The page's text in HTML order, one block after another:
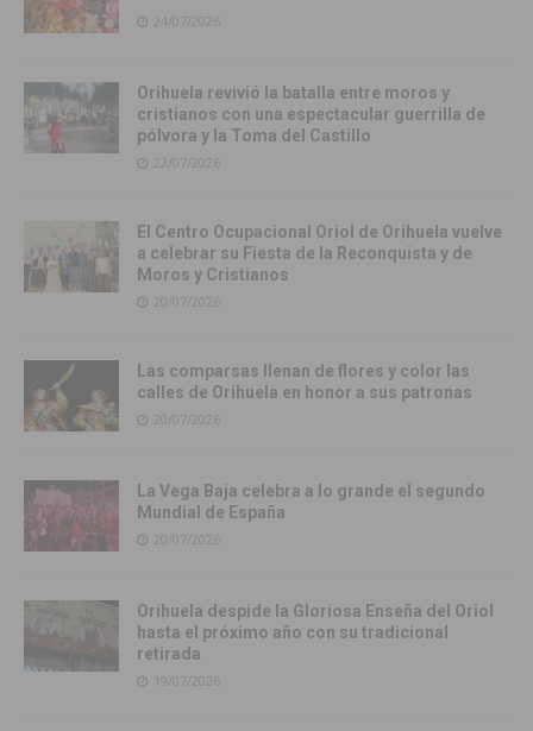
24/07/2026
Orihuela revivió la batalla entre moros y
cristianos con una espectacular guerrilla de
pólvora y la Toma del Castillo
22/07/2026
El Centro Ocupacional Oriol de Orihuela vuelve
a celebrar su Fiesta de la Reconquista y de
Moros y Cristianos
20/07/2026
Las comparsas llenan de flores y color las
calles de Orihuela en honor a sus patronas
20/07/2026
La Vega Baja celebra a lo grande el segundo
Mundial de España
20/07/2026
Orihuela despide la Gloriosa Enseña del Oriol
hasta el próximo año con su tradicional
retirada
19/07/2026